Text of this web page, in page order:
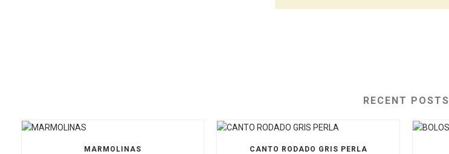
RECENT POSTS
MARMOLINAS CANTO RODADO GRIS PERLA